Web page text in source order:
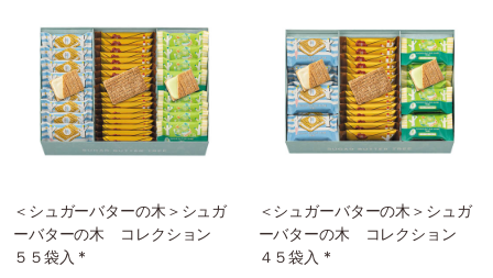
＜シュガーバターの木＞シュガ
ーバターの木 コレクション
５５袋入 *
＜シュガーバターの木＞シュガ
ーバターの木 コレクション
４５袋入 *